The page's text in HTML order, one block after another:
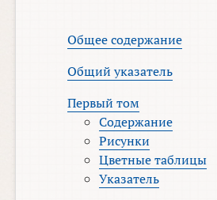
Общее содержание
Общий указатель
Первый том
Содержание
Рисунки
Цветные таблицы
Указатель